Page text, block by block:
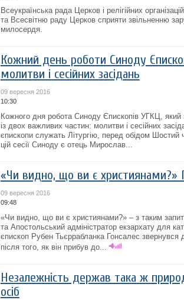
Всеукраїнська рада Церков і релігійних
та Всесвітню раду Церков сприяти звільненню
милосердя.
Кожний день роботи Синоду
молитви і сесійних засідань
09 вересня 2016
10:30
Кожного дня робота Синоду Єпископів УГКЦ,
із двох важливих частин: молитви і сесійних
єпископи служать Літургію, перед обідом Шостий
цій сесії Синоду є отець Мирослав...
«Чи видно, що ви є християнами?»
09 вересня 2016
09:48
«Чи видно, що ви є християнами?» – з таким
та Апостольський адміністратор екзархату для
єпископ Рубен Тьєррабланка Гонсалес звернувся
після того, як він прибув до...
Незалежність держав така ж
осіб